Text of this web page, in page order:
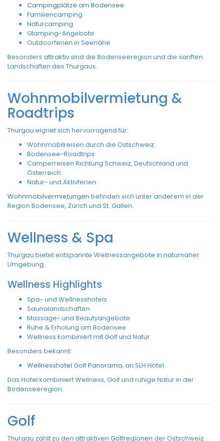
Campingplätze am Bodensee
Familiencamping
Naturcamping
Glamping-Angebote
Outdoorferien in Seenähe
Besonders attraktiv sind die Bodenseeregion und die sanften
Landschaften des Thurgaus.
Wohnmobilvermietung &
Roadtrips
Thurgau eignet sich hervorragend für:
Wohnmobilreisen durch die Ostschweiz
Bodensee-Roadtrips
Camperreisen Richtung Schweiz, Deutschland und
Österreich
Natur- und Aktivferien
Wohnmobilvermietungen befinden sich unter anderem in der
Region Bodensee, Zürich und St. Gallen.
Wellness & Spa
Thurgau bietet entspannte Wellnessangebote in naturnaher
Umgebung.
Wellness Highlights
Spa- und Wellnesshotels
Saunalandschaften
Massage- und Beautyangebote
Ruhe & Erholung am Bodensee
Wellness kombiniert mit Golf und Natur
Besonders bekannt:
Wellnesshotel Golf Panorama, an SLH Hotel
Das Hotel kombiniert Wellness, Golf und ruhige Natur in der
Bodenseeregion.
Golf
Thurgau zählt zu den attraktiven Golfregionen der Ostschweiz.